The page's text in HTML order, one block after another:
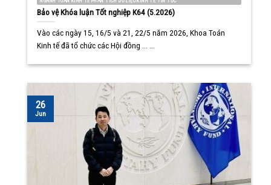
Vào các ngày 15, 16/5 và 21, 22/5 năm 2026, Khoa Toán
Kinh tế đã tổ chức các Hội đồng ... ...
CỰU SINH VIÊN HOẠT ĐỘNG SINH VIÊN TIN TỨC